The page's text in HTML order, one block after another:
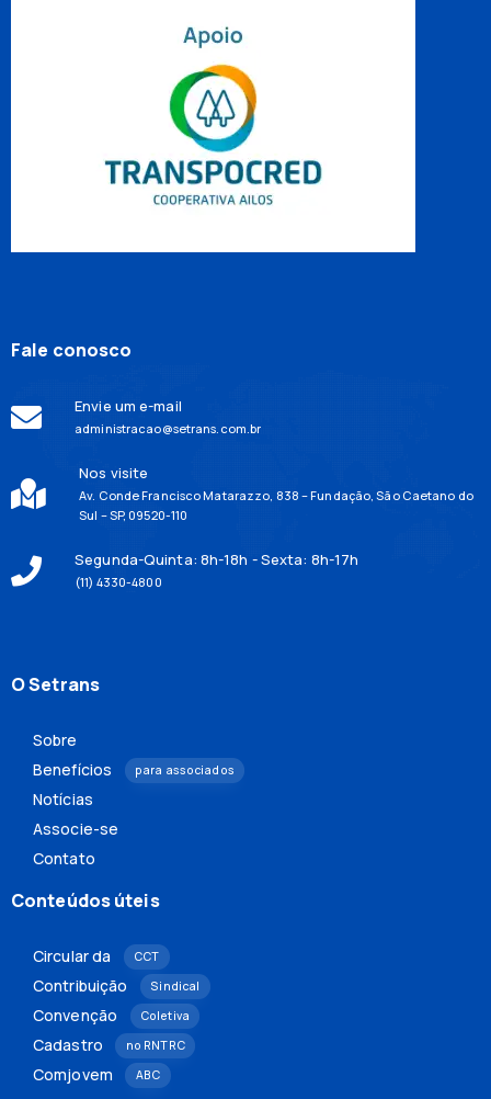
Fale conosco
Envie um e-mail
administracao@setrans.com.br
Nos visite
Av. Conde Francisco Matarazzo, 838 – Fundação, São Caetano do
Sul – SP, 09520-110
Segunda-Quinta: 8h-18h - Sexta: 8h-17h
(11) 4330-4800
O Setrans
Sobre
Benefícios
para associados
Notícias
Associe-se
Contato
Conteúdos úteis
Circular da CCT
Contribuição Sindical
Convenção Coletiva
Cadastro no RNTRC
Comjovem ABC